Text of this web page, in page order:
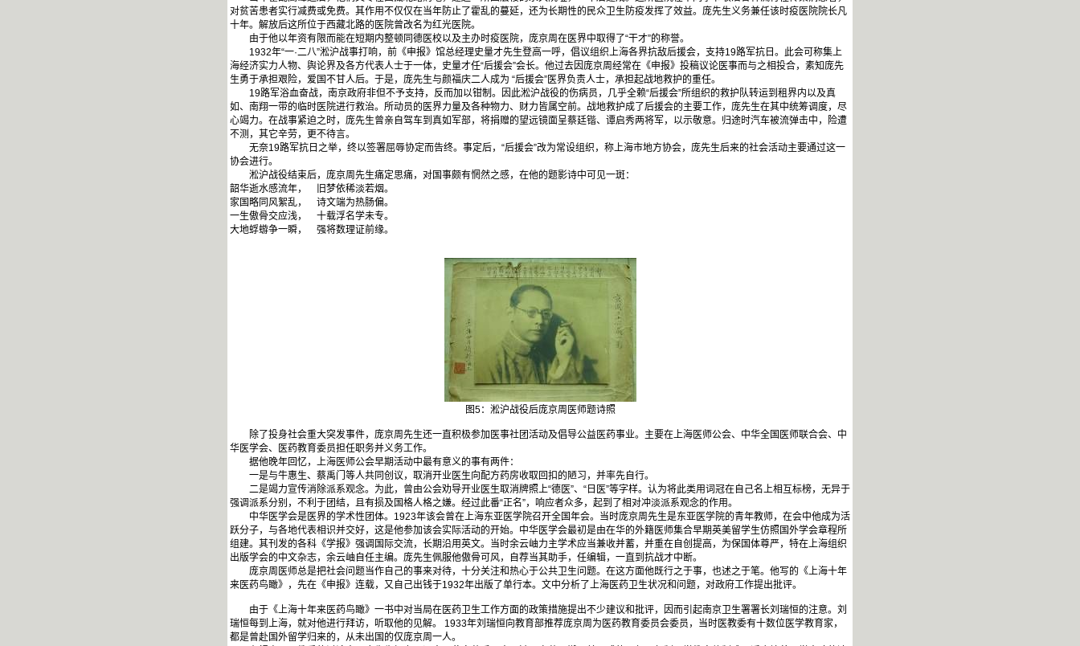
对贫苦患者实行减费或免费。其作用不仅仅在当年防止了霍乱的蔓延，还为长期性的民众卫生防疫发挥了效益。庞先生义务兼任该时疫医院院长凡
十年。解放后这所位于西藏北路的医院曾改名为红光医院。
由于他以年资有限而能在短期内整顿同德医校以及主办时疫医院，庞京周在医界中取得了“干才”的称誉。
1932年“一·二八”淞沪战事打响，前《申报》馆总经理史量才先生登高一呼，倡议组织上海各界抗敌后援会，支持19路军抗日。此会可称集上
海经济实力人物、舆论界及各方代表人士于一体，史量才任“后援会”会长。他过去因庞京周经常在《申报》投稿议论医事而与之相投合，素知庞先
生勇于承担艰险，爱国不甘人后。于是，庞先生与颜福庆二人成为 “后援会”医界负责人士，承担起战地救护的重任。
19路军浴血奋战，南京政府非但不予支持，反而加以钳制。因此淞沪战役的伤病员，几乎全赖“后援会”所组织的救护队转运到租界内以及真
如、南翔一带的临时医院进行救治。所动员的医界力量及各种物力、财力皆属空前。战地救护成了后援会的主要工作，庞先生在其中统筹调度，尽
心竭力。在战事紧迫之时，庞先生曾亲自驾车到真如军部，将捐赠的望远镜面呈蔡廷锴、谭启秀两将军，以示敬意。归途时汽车被流弹击中，险遭
不测，其它辛劳，更不待言。
无奈19路军抗日之举，终以签署屈辱协定而告终。事定后，“后援会”改为常设组织，称上海市地方协会，庞先生后来的社会活动主要通过这一
协会进行。
淞沪战役结束后，庞京周先生痛定思痛，对国事颇有惘然之感，在他的题影诗中可见一斑：
韶华逝水感流年， 旧梦依稀淡若烟。
家国略同风絮乱， 诗文端为热肠偏。
一生傲骨交应浅， 十载浮名学未专。
大地蜉蝣争一瞬， 强将数理证前缘。
图5：淞沪战役后庞京周医师题诗照
除了投身社会重大突发事件，庞京周先生还一直积极参加医事社团活动及倡导公益医药事业。主要在上海医师公会、中华全国医师联合会、中
华医学会、医药教育委员担任职务并义务工作。
据他晚年回忆，上海医师公会早期活动中最有意义的事有两件：
一是与牛惠生、蔡禹门等人共同创议，取消开业医生向配方药房收取回扣的陋习，并率先自行。
二是竭力宣传消除派系观念。为此，曾由公会劝导开业医生取消牌照上“德医”、“日医”等字样。认为将此类用词冠在自己名上相互标榜，无异于
强调派系分别，不利于团结，且有损及国格人格之嫌。经过此番“正名”，响应者众多，起到了相对冲淡派系观念的作用。
中华医学会是医界的学术性团体。1923年该会曾在上海东亚医学院召开全国年会。当时庞京周先生是东亚医学院的青年教师，在会中他成为活
跃分子，与各地代表相识并交好，这是他参加该会实际活动的开始。中华医学会最初是由在华的外籍医师集合早期英美留学生仿照国外学会章程所
组建。其刊发的各科《学报》强调国际交流，长期沿用英文。当时余云岫力主学术应当兼收并蓄，并重在自创提高，为保国体尊严，特在上海组织
出版学会的中文杂志，余云岫自任主编。庞先生佩服他傲骨可风，自荐当其助手，任编辑，一直到抗战才中断。
庞京周医师总是把社会问题当作自己的事来对待，十分关注和热心于公共卫生问题。在这方面他既行之于事，也述之于笔。他写的《上海十年
来医药鸟瞰》，先在《申报》连载，又自己出钱于1932年出版了单行本。文中分析了上海医药卫生状况和问题，对政府工作提出批评。
由于《上海十年来医药鸟瞰》一书中对当局在医药卫生工作方面的政策措施提出不少建议和批评，因而引起南京卫生署署长刘瑞恒的注意。刘
瑞恒每到上海，就对他进行拜访，听取他的见解。 1933年刘瑞恒向教育部推荐庞京周为医药教育委员会委员，当时医教委有十数位医学教育家，
都是曾赴国外留学归来的，从未出国的仅庞京周一人。